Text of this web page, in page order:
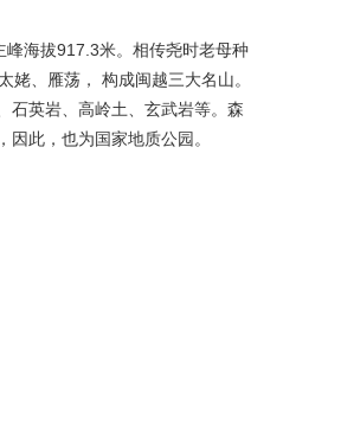
海拔917.3米。 相传尧时老母种
姥、雁荡， 构成闽越三大名山。
石英岩、高岭土、玄武岩等。森
此，也为国家地质公园。